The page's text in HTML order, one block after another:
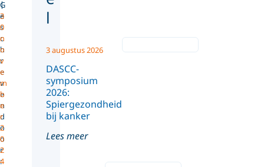
G
e
s
c
h
r
e
v
e
n
d
o
o
r
:
3
0
n
o
v
e
m
b
e
r
2
0
2
4
l
DASCC-
symposium
2026:
Spiergezondheid
bij kanker
3 augustus 2026
Lees meer